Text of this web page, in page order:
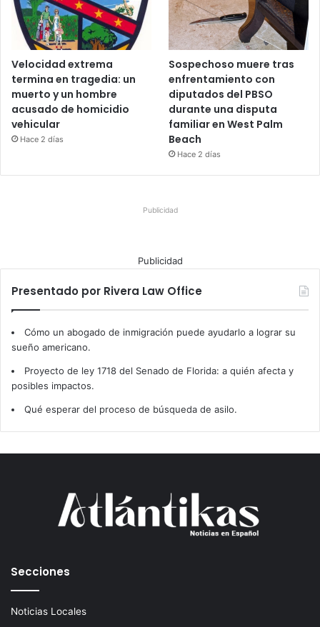
Velocidad extrema
termina en tragedia: un
muerto y un hombre
acusado de homicidio
vehicular
Hace 2 días
Sospechoso muere tras
enfrentamiento con
diputados del PBSO
durante una disputa
familiar en West Palm
Beach
Hace 2 días
Publicidad
Publicidad
Presentado por Rivera Law Office
Cómo un abogado de inmigración puede ayudarlo a lograr su
sueño americano.
Proyecto de ley 1718 del Senado de Florida: a quién afecta y
posibles impactos.
Qué esperar del proceso de búsqueda de asilo.
Secciones
Noticias Locales